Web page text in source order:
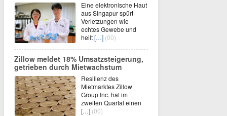
Eine elektronische Haut
aus Singapur spürt
Verletzungen wie
echtes Gewebe und
heilt[…] (00)
Zillow meldet 18% Umsatzsteigerung,
getrieben durch Mietwachstum
Resilienz des
Mietmarktes Zillow
Group Inc. hat im
zweiten Quartal einen
[…] (00)